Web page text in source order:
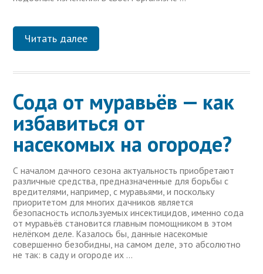
Читать далее
Сода от муравьёв — как
избавиться от
насекомых на огороде?
С началом дачного сезона актуальность приобретают
различные средства, предназначенные для борьбы с
вредителями, например, с муравьями, и поскольку
приоритетом для многих дачников является
безопасность используемых инсектицидов, именно сода
от муравьёв становится главным помощником в этом
нелёгком деле. Казалось бы, данные насекомые
совершенно безобидны, на самом деле, это абсолютно
не так: в саду и огороде их …